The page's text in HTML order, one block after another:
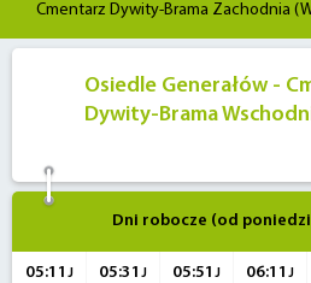
Cmentarz Dywity-Brama Zachodnia
Osiedle Generałów -
Dywity-Brama
Dni robocze (od
05:11 J 05:31 J 05:51 J 06:11 J